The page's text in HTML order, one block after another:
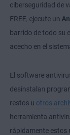
ciberseguridad de
FREE, ejecute un
barrido de todo su
acecho en el
El software
desinstalan
restos u otros
herramienta
rápidamente estos